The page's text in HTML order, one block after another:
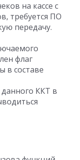
на кассе с
требуется ПО
передачу.
флаг
в составе
ККТ в